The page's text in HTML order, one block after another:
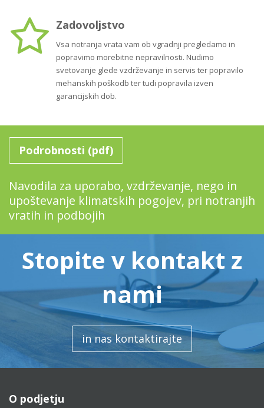
Zadovoljstvo
Vsa notranja vrata vam ob vgradnji pregledamo in
popravimo morebitne nepravilnosti. Nudimo
svetovanje glede vzdrževanje in servis ter popravilo
mehanskih poškodb ter tudi popravila izven
garancijskih dob.
Podrobnosti (pdf)
Navodila za uporabo, vzdrževanje, nego in
upoštevanje klimatskih pogojev, pri notranjih
vratih in podbojih
Stopite v kontakt z
nami
in nas kontaktirajte
O podjetju